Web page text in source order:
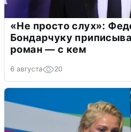
«Не просто слух»:
Бондарчуку
роман — с кем
6 августа 20